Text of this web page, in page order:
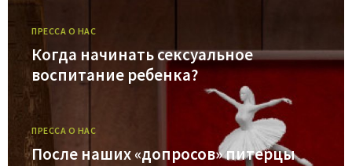
ПРЕССА О НАС
Когда начинать сексуальное
воспитание ребенка?
ПРЕССА О НАС
После наших «допросов» питерцы